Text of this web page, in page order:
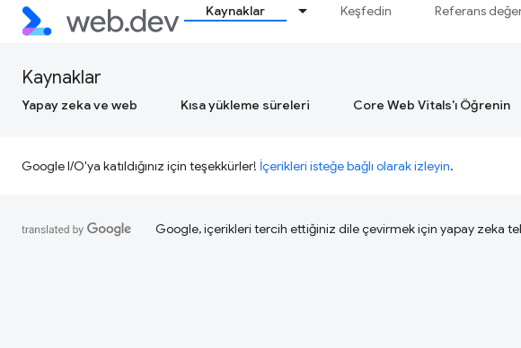
Kaynaklar Keşfedin Referans
Kaynaklar
Yapay zeka ve web Kısa yükleme süreleri Core Web Vitals'ı Öğrenin
Google I/O'ya katıldığınız için teşekkürler! İçerikleri isteğe bağlı olarak izleyin.
Google, içerikleri tercih ettiğiniz dile çevirmek için yapay zeka